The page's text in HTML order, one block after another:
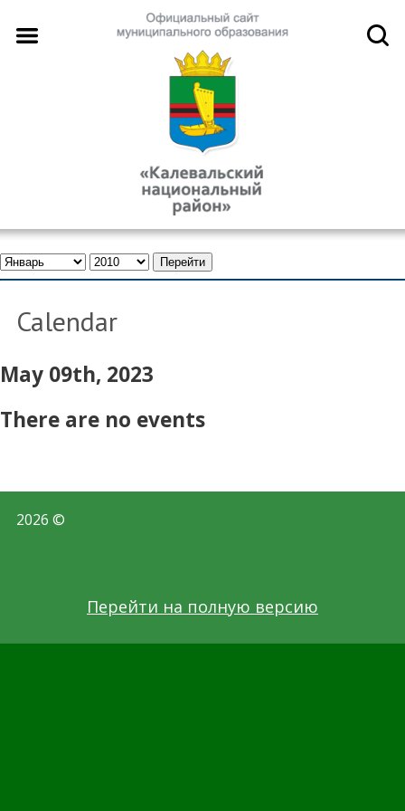
Calendar
May 09th, 2023
There are no events
2026 ©
Перейти на полную версию